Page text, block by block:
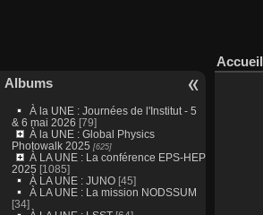
Albums
À la UNE : Journées de l'Institut - 5
& 6 mai 2026 [79]
À la UNE : Global Physics
Photowalk 2025 [625]
À LA UNE : La conférence EPS-HEP
2025 [1085]
À LA UNE : JUNO [45]
À LA UNE : La mission NODSSUM
[34]
Accueil